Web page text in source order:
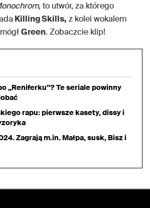
, to utwór, za którego
Killing Skills, z kolei wokalem
Green. Zobaczcie klip!
„Reniferku”? Te seriale powinny
rapu: pierwsze kasety, dissy i
Zagrają m.in. Małpa, susk, Bisz i